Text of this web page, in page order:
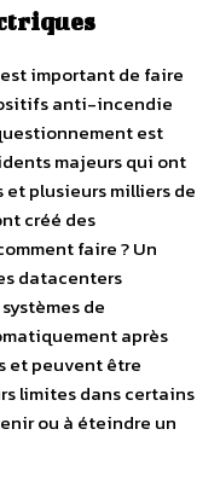
important de faire
anti-incendie
est
majeurs qui ont
plusieurs milliers de
créé des
faire ? Un
datacenters
de
après
et peuvent être
limites dans certains
ou à éteindre un